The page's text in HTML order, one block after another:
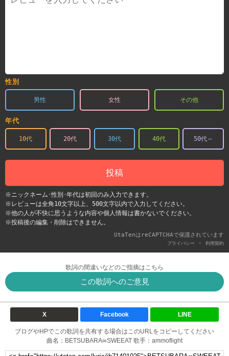
性別
男性 女性 その他
年代
10代 20代 30代 40代 50代～
投稿
※ニックネーム･性別･年代は初回のみ入力できます。
※レビューは全角10文字以上、500文字以内で入力してください。
※他の人が不快に思うような内容や個人情報は書かないでください。
※投稿後の編集・削除はできません。
UtaTenはreCAPTCHAで保護されています
プライバシー - 利用契約
歌詞の間違いなどのご指摘はこちら
この歌詞へのご意見
X Facebook LINE
ブログやHPでこの歌詞を共有する場合はこのURLをコピーしてください
曲名：BETSUBARA∞SWEEAT 歌手：ammoflight